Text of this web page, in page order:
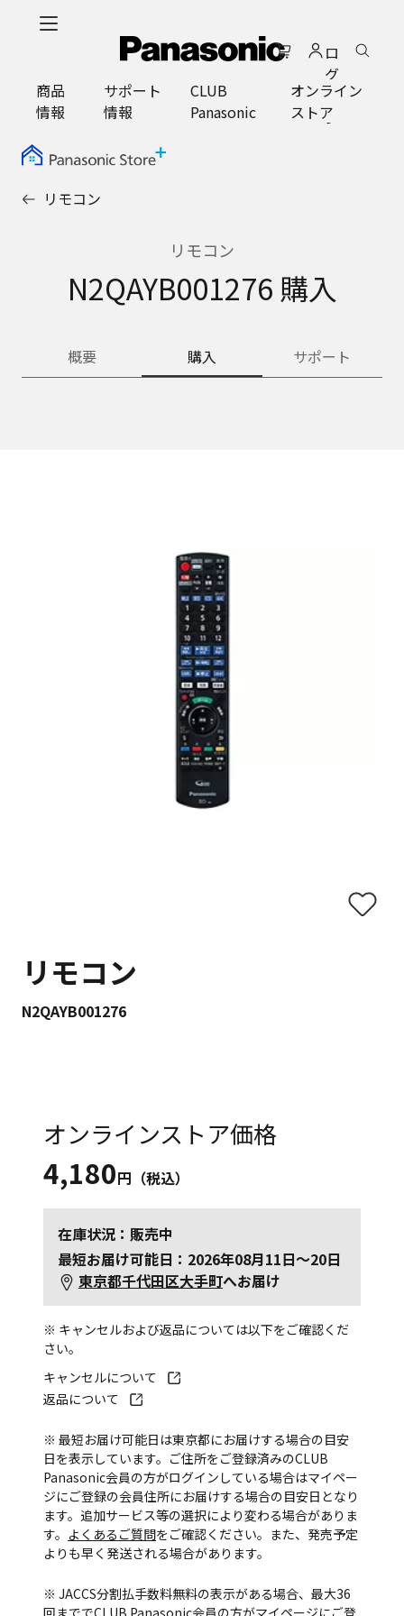
ロ
グ
イ
ン
商品
情報
サポート
情報
CLUB
Panasonic
オンライン
ストア
リモコン
リモコン
N2QAYB001276 購入
概要 購入 サポート
リモコン
N2QAYB001276
オンラインストア価格
4,180円（税込）
在庫状況：販売中
最短お届け可能日：2026年08月11日～20日
東京都千代田区大手町へお届け
※ キャンセルおよび返品については以下をご確認くだ
さい。
キャンセルについて
返品について
※ 最短お届け可能日は東京都にお届けする場合の目安
日を表示しています。ご住所をご登録済みのCLUB
Panasonic会員の方がログインしている場合はマイペー
ジにご登録の会員住所にお届けする場合の目安日となり
ます。追加サービス等の選択により変わる場合がありま
す。 よくあるご質問をご確認ください。また、発売予定
よりも早く発送される場合があります。
※ JACCS分割払手数料無料の表示がある場合、最大36
回まででCLUB Panasonic会員の方がマイページにご登